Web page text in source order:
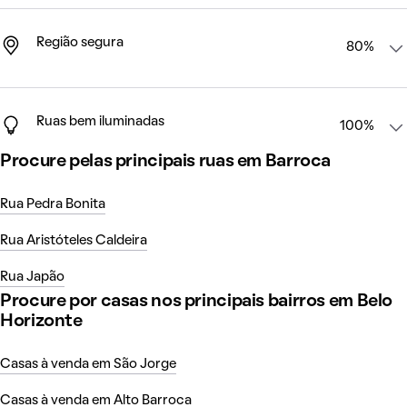
Região segura 80%
Ruas bem iluminadas 100%
Procure pelas principais ruas em Barroca
Rua Pedra Bonita
Rua Aristóteles Caldeira
Rua Japão
Procure por casas nos principais bairros em Belo
Horizonte
Casas à venda em São Jorge
Casas à venda em Alto Barroca